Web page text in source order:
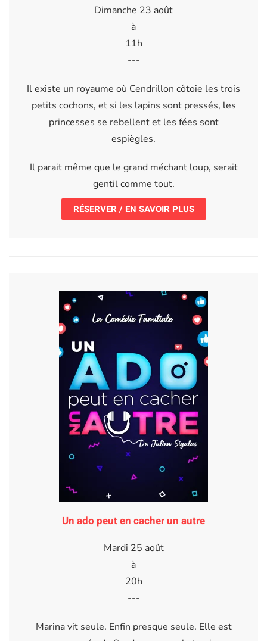
Dimanche 23 août
à
11h
---
Il existe un royaume où Cendrillon côtoie les trois
petits cochons, et si les lapins sont pressés, les
princesses se rebellent et les fées sont
espiègles.
Il parait même que le grand méchant loup, serait
gentil comme tout.
RÉSERVER / EN SAVOIR PLUS
Un ado peut en cacher un autre
Mardi 25 août
à
20h
---
Marina vit seule. Enfin presque seule. Elle est